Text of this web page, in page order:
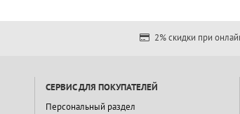
2% скидки при
СЕРВИС ДЛЯ ПОКУПАТЕЛЕЙ
Персональный раздел